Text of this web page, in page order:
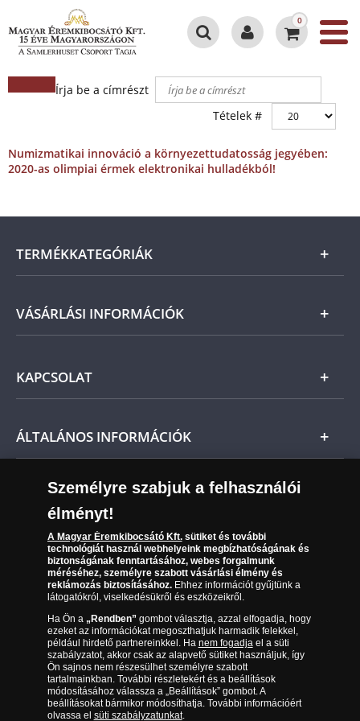
0
Írja be a címrészt
Tételek #
Numizmatikai innováció a környezettudatosság jegyében:
2020-as olimpiai érmek elektronikai hulladékból!
TERMÉKKATEGÓRIÁK
Arany
Magyar
VÁSÁRLÁSI INFORMÁCIÓK
Kézbesítés
Reklamáció
Visszaküldés
Elállási űrlap
KAPCSOLAT
Ügyfélszolgálat
Leiratkozás a hírlevélről
Karrier
ÁLTALÁNOS INFORMÁCIÓK
Sütik (cookies) használata
Süti (cookies)Beállítások
Társaságunkról
Az érmék és érmek ára és értéke
Gyakran ismételt kérdések
Adatkezelés
06 80 888 889
(díjmentesen hívható hétfőtől csütörtökig 9.00 és 17.00
óra között, péntekenként 9.00 és 15.00 óra között)
Személyre szabjuk a felhasználói
élményt!
A Magyar Éremkibocsátó Kft.sütiket és további
technológiát használ webhelyeink megbízhatóságának és
biztonságának fenntartásához, webes forgalmunk
méréséhez, személyre szabott vásárlási élmény és
reklámozás biztosításához.Ehhez információt gyűjtünk a
látogatókról, viselkedésükről és eszközeikről.
Ha Ön a „Rendben”gombot választja, azzal elfogadja, hogy
ezeket az információkat megoszthatjuk harmadik felekkel,
például hirdető partnereinkkel. Ha nem fogadjael a süti
szabályzatot, akkor csak az alapvető sütiket használjuk, így
Ön sajnos nem részesülhet személyre szabott
tartalmainkban. További részletekért és a beállítások
módosításához válassza a „Beállítások” gombot. A
beállításokat bármikor módosíthatja. További információért
olvassa el süti szabályzatunkat.